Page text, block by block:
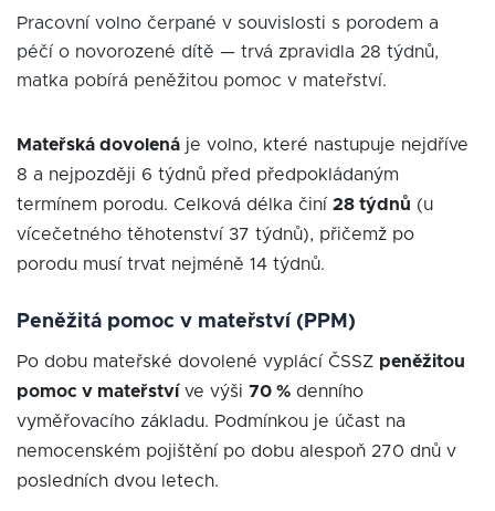
Pracovní volno čerpané v souvislosti s porodem a
péčí o novorozené dítě — trvá zpravidla 28 týdnů,
matka pobírá peněžitou pomoc v mateřství.
Mateřská dovolená je volno, které nastupuje nejdříve
8 a nejpozději 6 týdnů před předpokládaným
termínem porodu. Celková délka činí 28 týdnů (u
vícečetného těhotenství 37 týdnů), přičemž po
porodu musí trvat nejméně 14 týdnů.
Peněžitá pomoc v mateřství (PPM)
Po dobu mateřské dovolené vyplácí ČSSZ peněžitou
pomoc v mateřství ve výši 70 % denního
vyměřovacího základu. Podmínkou je účast na
nemocenském pojištění po dobu alespoň 270 dnů v
posledních dvou letech.